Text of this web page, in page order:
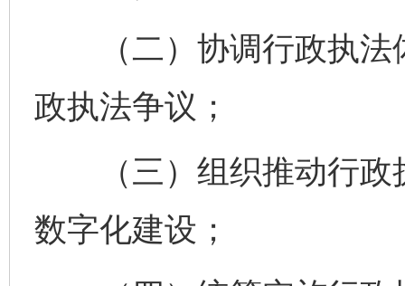
（二）协调行政执法
政执法争议；
（三）组织推动行政
数字化建设；